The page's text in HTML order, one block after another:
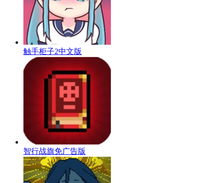
触手柜子2中文版
智行战旗免广告版